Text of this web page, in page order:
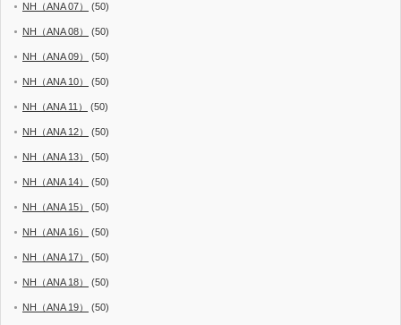
NH（ANA 07） (50)
NH（ANA 08） (50)
NH（ANA 09） (50)
NH（ANA 10） (50)
NH（ANA 11） (50)
NH（ANA 12） (50)
NH（ANA 13） (50)
NH（ANA 14） (50)
NH（ANA 15） (50)
NH（ANA 16） (50)
NH（ANA 17） (50)
NH（ANA 18） (50)
NH（ANA 19） (50)